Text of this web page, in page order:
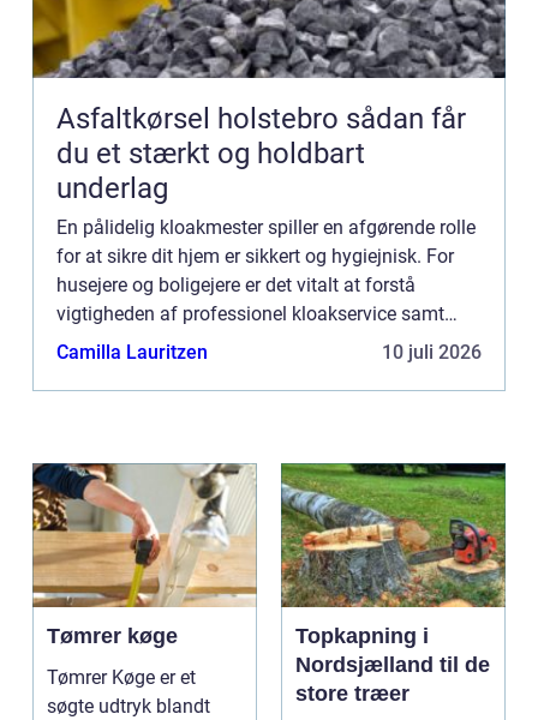
Asfaltkørsel holstebro sådan får
du et stærkt og holdbart
underlag
En pålidelig kloakmester spiller en afgørende rolle
for at sikre dit hjem er sikkert og hygiejnisk. For
husejere og boligejere er det vitalt at forstå
vigtigheden af professionel kloakservice samt
hvornår og hvordan man s&osl...
Camilla Lauritzen 10 juli 2026
Tømrer køge
Tømrer Køge er et
søgte udtryk blandt
Topkapning i
Nordsjælland til de
store træer